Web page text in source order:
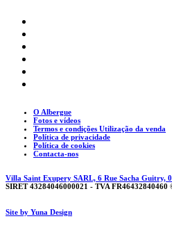
O Albergue
Fotos e vídeos
Termos e condições Utilização da venda
Política de privacidade
Política de cookies
Contacta-nos
Villa Saint Exupery SARL, 6 Rue Sacha Guitry,
SIRET 43284046000021 - TVA
Site by Yuna Design